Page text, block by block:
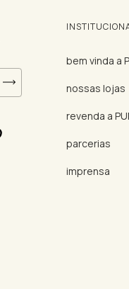
bem vinda a
nossas lojas
revenda a
parcerias
imprensa